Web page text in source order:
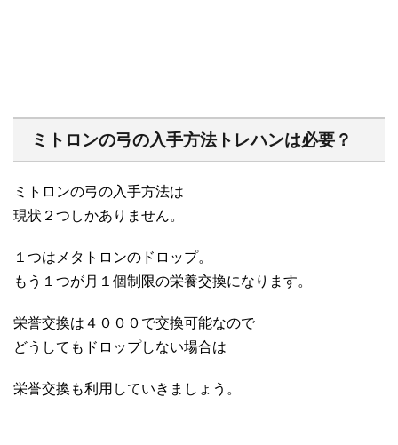
ミトロンの弓の入手方法トレハンは必要？
ミトロンの弓の入手方法は
現状２つしかありません。
１つはメタトロンのドロップ。
もう１つが月１個制限の栄養交換になります。
栄誉交換は４０００で交換可能なので
どうしてもドロップしない場合は
栄誉交換も利用していきましょう。